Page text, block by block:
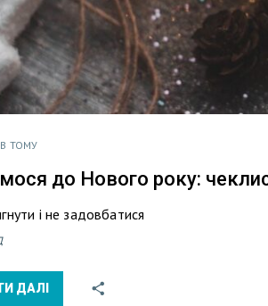
ТОМУ
до Нового року:
і не задовбатися
ДАЛІ